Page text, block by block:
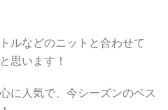
ルなどのニットと合わせて
思います！
に人気で、今シーズンのベス